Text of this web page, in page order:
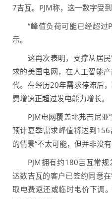
7吉瓦。PJM称，这一数字受
“峰值负荷可能已经超过
示。
这再次表明，支撑从居民
求的美国电网，在人工智能
代。在经历20年需求停滞后
费增速正超过发电能力增长。
PJM电网覆盖北弗吉尼亚“
预计夏季需求峰值将达到
的情景“不太可能，但并非没有
PJM拥有约180吉瓦常规
达数吉瓦的客户已签约同意
取电费返还或临时电价下调